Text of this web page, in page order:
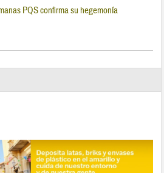
PQS confirma su hegemonía